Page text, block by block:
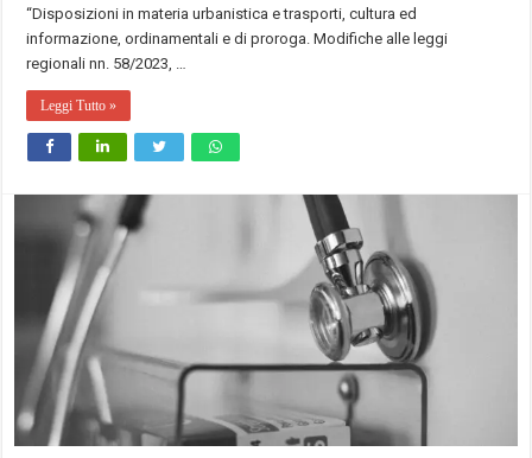
“Disposizioni in materia urbanistica e trasporti, cultura ed
informazione, ordinamentali e di proroga. Modifiche alle leggi
regionali nn. 58/2023, …
Leggi Tutto »